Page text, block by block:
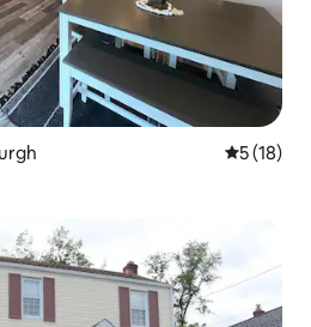
Průměrné
5 (18)
u hostů